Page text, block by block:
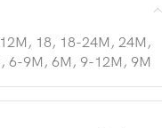
12M, 18, 18-24M, 24M,
, 6-9M, 6M, 9-12M, 9M